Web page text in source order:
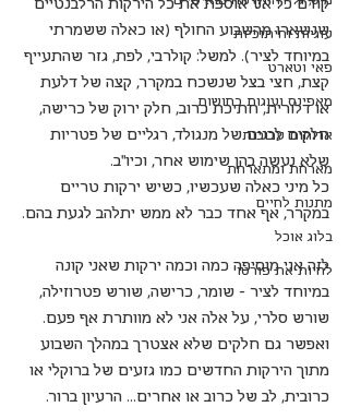
עוגיות וחיתוכיות
פאי וטארט
מאפינס ועוגות בחושות
ארוחות ערוכות
מארחת ומתארחת
מתנות לחיים
בלוג אוכל
לחיות את פורטו
שנשארו מהשבוע החולף (או כאלה ששמרתי
במיוחד לציר). למשל: קולרבי, לפת, גזר שהתעייף
קצת, חצי בצל שנשכח במקרר, קצה של דלעת
או דלורית, חתיכת כרוב, חלק ירוק של כרישה,
חלקים לבנים של מנגולד, רגליים של פטריות
שלא נעשה בהן שימוש אחר, וכיו"ב.
כל מיני כאלה שעכשיו, כשיש ירקות טריים
במקרר, אף אחד כבר לא ממש יתלהב לגעת בהם.
לזה אני מוסיפה כמה וכמה ירקות שאני קונה
במיוחד לציר - שומר, כרישה, שורש פטרוזילה,
שורש סלרי, על אלה אני לא מוותרת אף פעם.
ואפשר גם חלקים שלא אצטרך במהלך השבוע
מתוך הירקות החדשים כמו גזעים של ברוקלי או
כרובית, לב של כרוב או אחרים... הרעיון ברור.